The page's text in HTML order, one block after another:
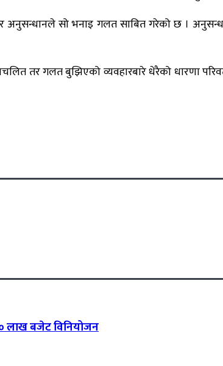
अनुसन्धानले सो भनाइ गलत साबित गरेको छ ।
तर गलत बुझिएको व्यवहारबारे धेरैको धारणा
लाख बजेट विनियोजन